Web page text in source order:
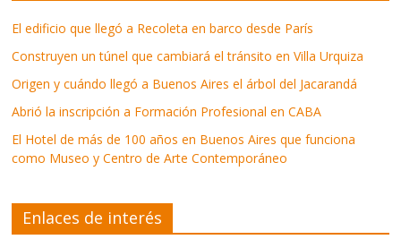
El edificio que llegó a Recoleta en barco desde París
Construyen un túnel que cambiará el tránsito en Villa Urquiza
Origen y cuándo llegó a Buenos Aires el árbol del Jacarandá
Abrió la inscripción a Formación Profesional en CABA
El Hotel de más de 100 años en Buenos Aires que funciona
como Museo y Centro de Arte Contemporáneo
Enlaces de interés